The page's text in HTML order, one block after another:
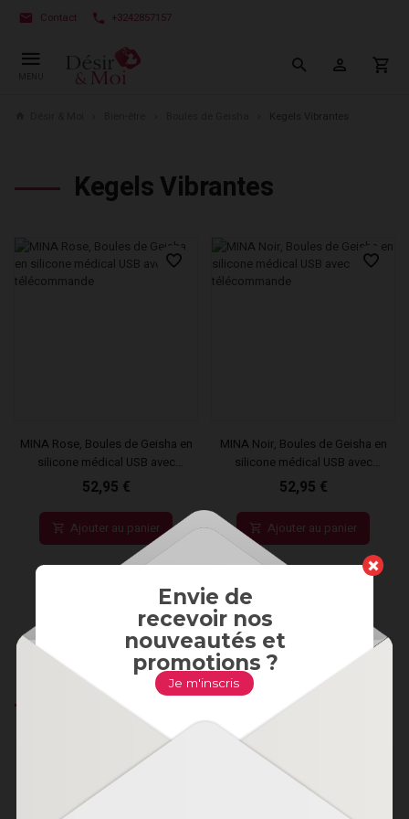
Contact +3242857157
Kegels Vibrantes
MINA Rose, Boules de Geisha en
silicone médical USB avec
télécommande
52,95 €
Ajouter au panier
MINA Noir, Boules de Geisha en
silicone médical USB avec
télécommande
52,95 €
Ajouter au panier
Nos marques Toutes nos marques
Envie de
recevoir nos
nouveautés et
promotions ?
Je m'inscris